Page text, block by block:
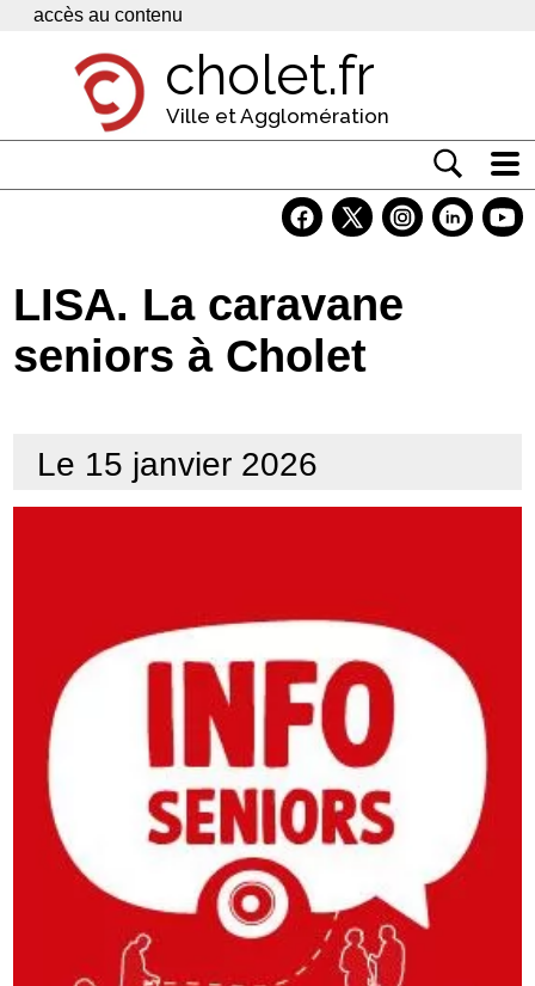
Panneau de gestion des cookies
accès au contenu
cholet.fr
Ville et Agglomération
Economie
Services
LISA. La caravane
seniors à Cholet
Le 15 janvier 2026